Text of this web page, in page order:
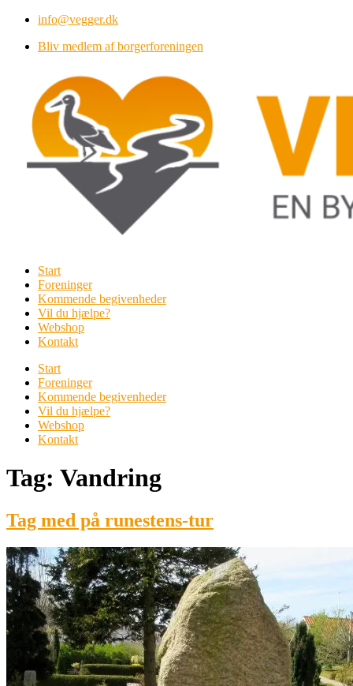
Videre
indhold
info@vegger.dk
Bliv medlem af borgerforeningen
Start
Foreninger
Kommende begivenheder
Vil du hjælpe?
Webshop
Kontakt
Start
Foreninger
Kommende begivenheder
Vil du hjælpe?
Webshop
Kontakt
Tag: Vandring
Tag med på runestens-tur